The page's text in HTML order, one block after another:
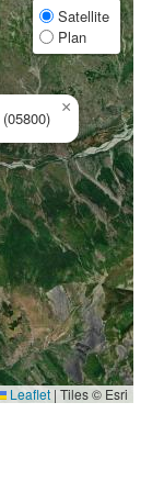
(05800)
×
Satellite
Plan
Leaflet | Tiles © Esri